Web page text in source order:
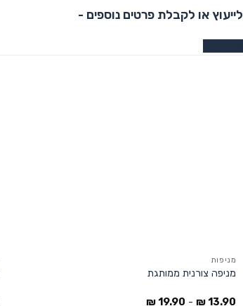
לייעוץ או לקבלת פרטים נוספים -
מניפות
מניפה צורנית ממותגת
13.90
₪
-
19.90
₪